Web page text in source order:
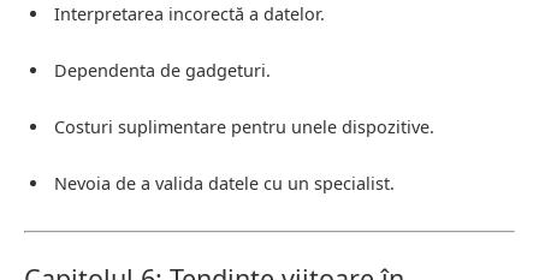
Interpretarea incorectă a datelor.
Dependenta de gadgeturi.
Costuri suplimentare pentru unele dispozitive.
Nevoia de a valida datele cu un specialist.